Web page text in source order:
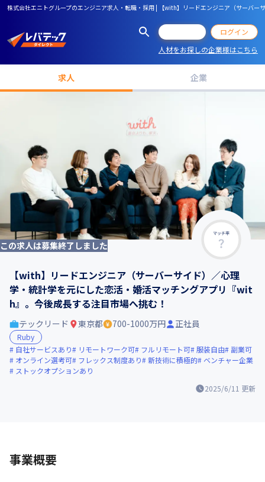
株式会社エニトグループのエンジニア求人・転職・採用 | 【with】リードエンジニア（サーバ
ログイン
人材をお探しの企業様はこちら
求人 企業
マッチ率
この求人は募集終了しました
【with】リードエンジニア（サーバーサイド）／心理
学・統計学を元にした恋活・婚活マッチングアプリ『wit
h』。今後成長する注目市場へ挑む！
2025/6/11 更新
テックリード 東京都 700-1000万円 正社員
Ruby
自社サービスあり
リモートワーク可 フルリモート可 服装自由
副業可
オンライン選考可
フレックス制度あり 新技術に積極的
ベンチャー企業
ストックオプションあり
事業概要